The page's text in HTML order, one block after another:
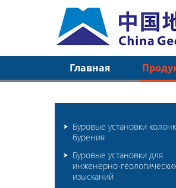
Главная
Буровые установки
бурения
Буровые установки для
инженерно-
изысканий